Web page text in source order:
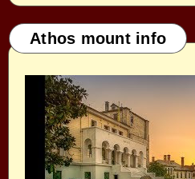
Athos mount info